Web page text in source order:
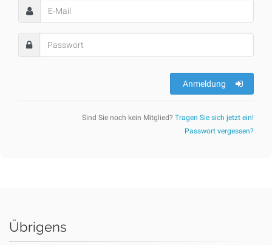
Anmeldung
Sind Sie noch kein Mitglied? Tragen Sie sich jetzt ein!
Passwort vergessen?
Übrigens